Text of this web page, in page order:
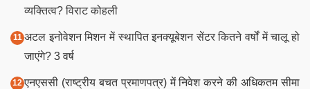
व्यक्तित्व? विराट कोहली
अटल इनोवेशन मिशन में स्थापित इनक्यूबेशन सेंटर कितने वर्षों में चालू हो
जाएंगे? 3 वर्ष
एनएससी (राष्ट्रीय बचत प्रमाणपत्र) में निवेश करने की अधिकतम सीमा